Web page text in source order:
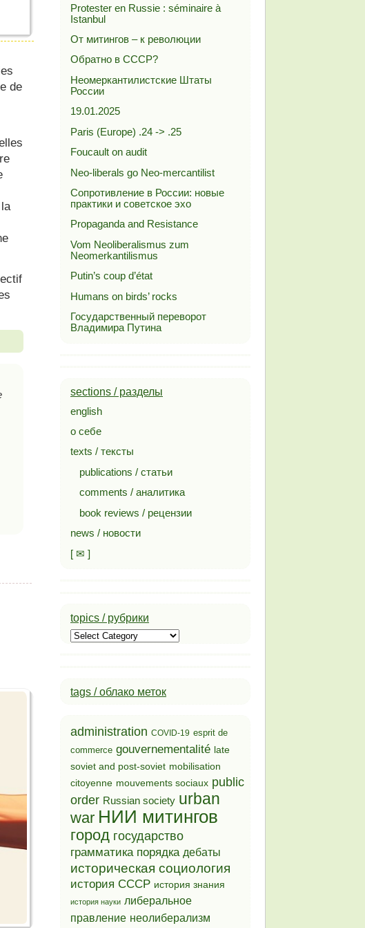
de
Protester en Russie : séminaire à
Istanbul
От митингов – к революции
Обратно в СССР?
Неомеркантилистские Штаты
России
19.01.2025
Paris (Europe) .24 -> .25
Foucault on audit
Neo-liberals go Neo-mercantilist
Сопротивление в России: новые
практики и советское эхо
Propaganda and Resistance
Vom Neoliberalismus zum
Neomerkantilismus
Putin’s coup d’état
Humans on birds’ rocks
Государственный переворот
Владимира Путина
sections / разделы
english
о себе
texts / тексты
publications / статьи
comments / аналитика
book reviews / рецензии
news / новости
[ ✉ ]
topics / рубрики
topics
/
tags / облако меток
administration COVID-19 esprit de
commerce gouvernementalité late
soviet and post-soviet mobilisation
citoyenne mouvements sociaux public
order Russian society urban
war НИИ митингов
город государство
грамматика порядка дебаты
историческая социология
история СССР история знания
история науки либеральное
правление неолиберализм